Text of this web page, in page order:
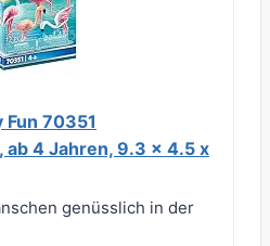
Fun 70351
ab 4 Jahren, 9.3 x 4.5 x
genüsslich in der